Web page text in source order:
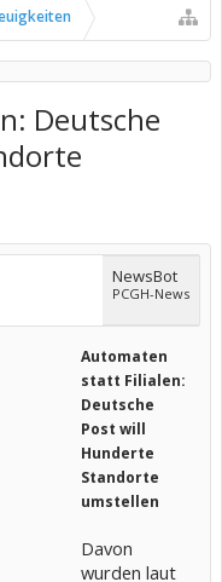
Deutsche
NewsBot
PCGH-News
Automaten
statt Filialen:
Deutsche
Post will
Hunderte
Standorte
umstellen
Davon
wurden laut